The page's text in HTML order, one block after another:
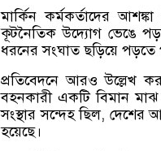
মার্কিন কর্মকর্তাদের
কূটনৈতিক উদ্যোগ ভেঙে
ধরনের সংঘাত ছড়িয়ে পড়তে
প্রতিবেদনে আরও উল্লেখ
বহনকারী একটি বিমান মাঝ
সংস্থার সন্দেহ ছিল, দেশের
হয়েছে।